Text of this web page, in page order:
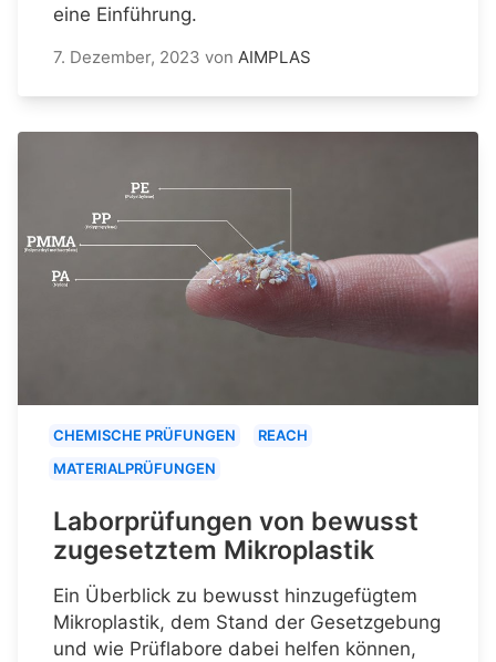
eine Einführung.
7. Dezember, 2023 von AIMPLAS
CHEMISCHE PRÜFUNGEN
REACH
MATERIALPRÜFUNGEN
Laborprüfungen von bewusst
zugesetztem Mikroplastik
Ein Überblick zu bewusst hinzugefügtem
Mikroplastik, dem Stand der Gesetzgebung
und wie Prüflabore dabei helfen können,